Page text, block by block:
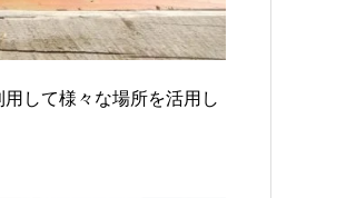
して様々な場所を活用し